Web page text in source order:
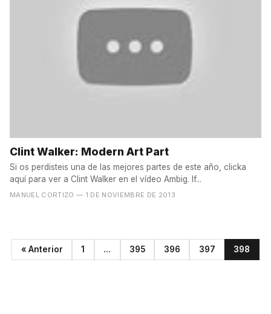
Clint Walker: Modern Art Part
Si os perdisteis una de las mejores partes de este año, clicka
aquí para ver a Clint Walker en el vídeo Ambig. If...
MANUEL CORTIZO — 1 DE NOVIEMBRE DE 2013
« Anterior 1 ... 395 396 397 398